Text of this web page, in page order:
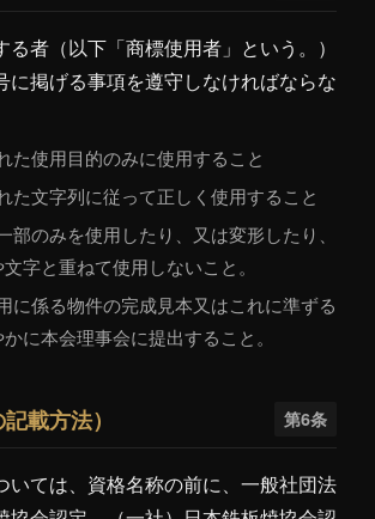
る者（以下「商標使用者」という。）
に掲げる事項を遵守しなければならな
た使用目的のみに使用すること
た文字列に従って正しく使用すること
部のみを使用したり、又は変形したり、
字と重ねて使用しないこと。
に係る物件の完成見本又はこれに準ずる
に本会理事会に提出すること。
載方法） 第6条
いては、資格名称の前に、一般社団法